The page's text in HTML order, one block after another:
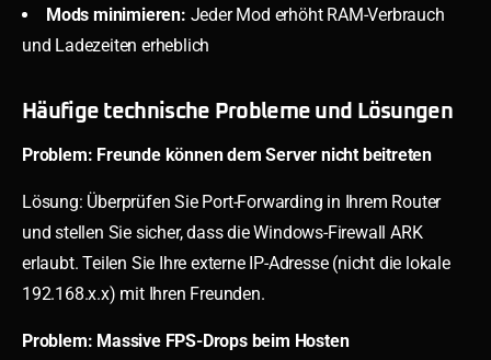
Mods minimieren: Jeder Mod erhöht RAM-Verbrauch
und Ladezeiten erheblich
Häufige technische Probleme und Lösungen
Problem: Freunde können dem Server nicht beitreten
Lösung: Überprüfen Sie Port-Forwarding in Ihrem Router
und stellen Sie sicher, dass die Windows-Firewall ARK
erlaubt. Teilen Sie Ihre externe IP-Adresse (nicht die lokale
192.168.x.x) mit Ihren Freunden.
Problem: Massive FPS-Drops beim Hosten